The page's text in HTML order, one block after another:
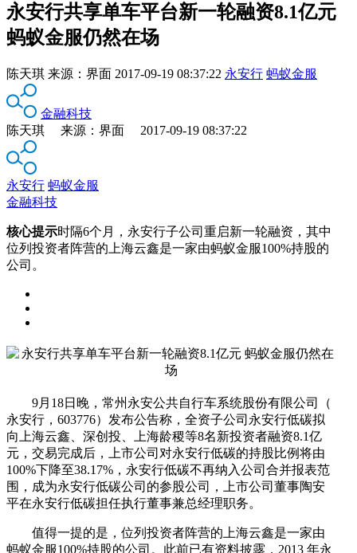
永安行共享单车平台新一轮融资8.1亿元
蚂蚁金服仍然在场
陈天琪 来源： 界面 2017-09-19 08:37:22 永安行 蚂蚁金服
金融科技
陈天琪 来源：界面 2017-09-19 08:37:22
永安行 蚂蚁金服
金融科技
核心提示时隔6个月，永安行子公司重启新一轮融资，其中
位列投资者阵营的上海云鑫是一家由蚂蚁金服100%持股的
公司。
9月18日晚，常州永安公共自行车系统股份有限公司（
永安行，603776）发布公告称，全资子公司永安行低碳拟
向上海云鑫、深创投、上海龄稷等8名新投资者融资8.1亿
元，交易完成后，上市公司对永安行低碳的持股比例将由
100%下降至38.17%，永安行低碳不再纳入公司合并报表范
围，成为永安行低碳公司的参股公司，上市公司董事陶安
平在永安行低碳担任执行董事兼总经理职务。
值得一提的是，位列投资者阵营的上海云鑫是一家由
蚂蚁金服100%持股的公司。此前已有资料披露，2013 年永